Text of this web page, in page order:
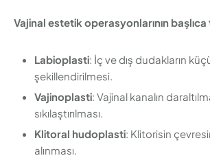
Vajinal estetik operasyonlarının
Labioplasti: İç ve dış dudakların
şekillendirilmesi.
Vajinoplasti: Vajinal kanalın
sıkılaştırılması.
Klitoral hudoplasti: Klitorisin
alınması.